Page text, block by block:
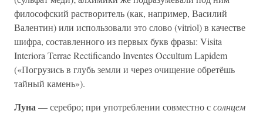
философский растворитель (как, например, Василий
Валентин) или использовали это слово (vitriol) в качестве
шифра, составленного из первых букв фразы: Visita
Interiora Terrae Rectificando Inventes Occultum Lapidem
(«Погрузись в глубь земли и через очищение обретёшь
тайный камень»).
Луна— серебро; при употреблении совместно ссолнцем